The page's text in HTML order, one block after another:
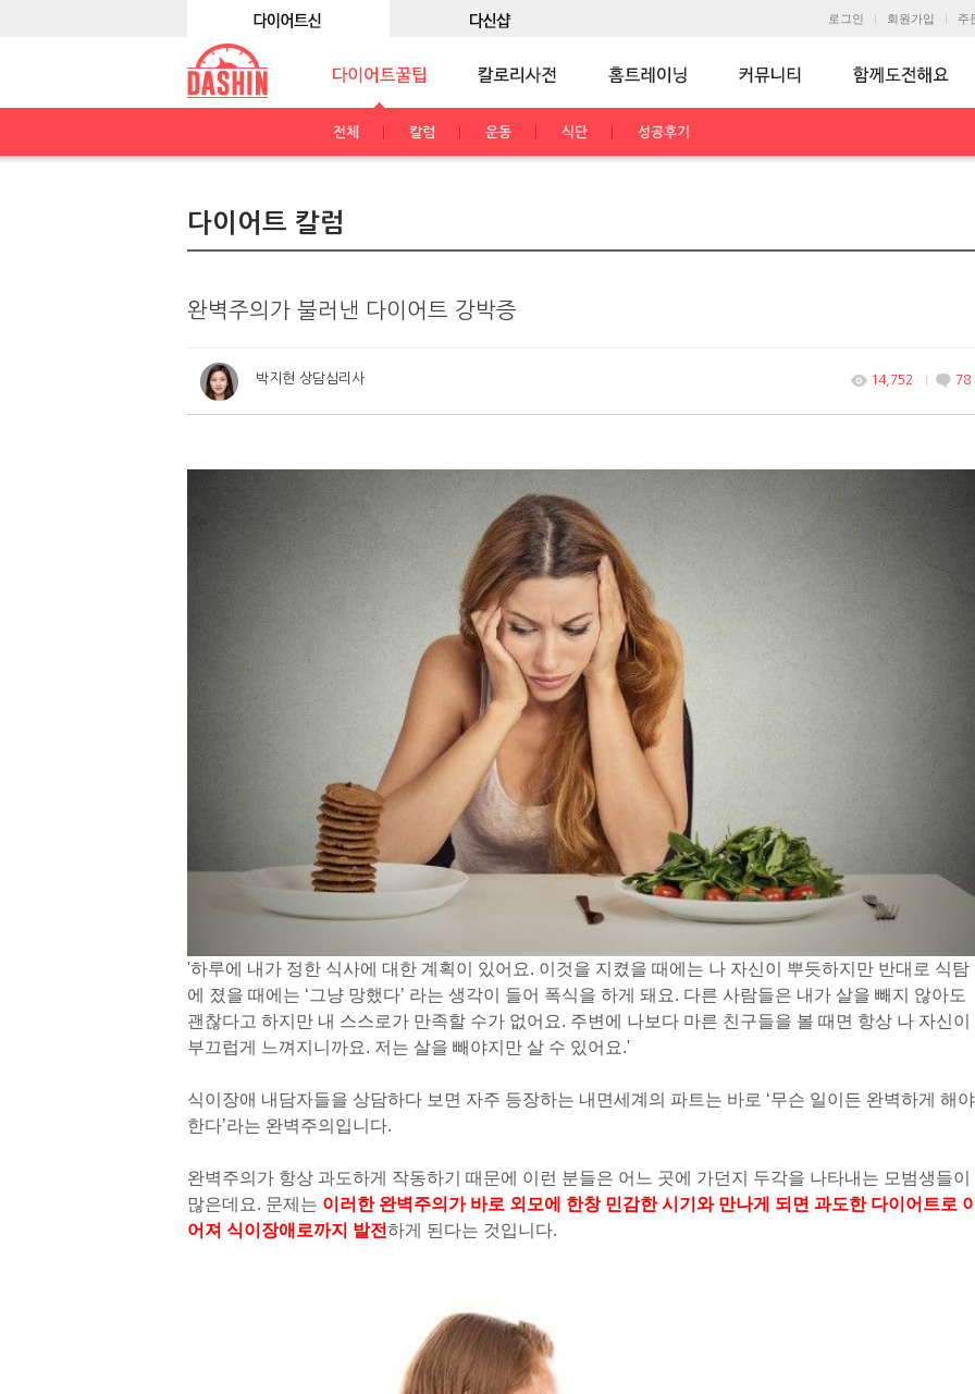
로그인 회원가입 주
전체 칼럼 운동 식단 성공후기
다이어트 칼럼
완벽주의가 불러낸 다이어트 강박증
박지현 상담심리사 14,752 78
'하루에 내가 정한 식사에 대한 계획이 있어요. 이것을 지켰을 때에는 나 자신이 뿌듯하지만 반대로 식탐
에 졌을 때에는 ‘그냥 망했다’ 라는 생각이 들어 폭식을 하게 돼요. 다른 사람들은 내가 살을 빼지 않아도
괜찮다고 하지만 내 스스로가 만족할 수가 없어요. 주변에 나보다 마른 친구들을 볼 때면 항상 나 자신이
부끄럽게 느껴지니까요. 저는 살을 빼야지만 살 수 있어요.'
식이장애 내담자들을 상담하다 보면 자주 등장하는 내면세계의 파트는 바로 ‘무슨 일이든 완벽하게 해야
한다’라는 완벽주의입니다.
완벽주의가 항상 과도하게 작동하기 때문에 이런 분들은 어느 곳에 가던지 두각을 나타내는 모범생들이
많은데요. 문제는 이러한 완벽주의가 바로 외모에 한창 민감한 시기와 만나게 되면 과도한 다이어트로
어져 식이장애로까지 발전하게 된다는 것입니다.